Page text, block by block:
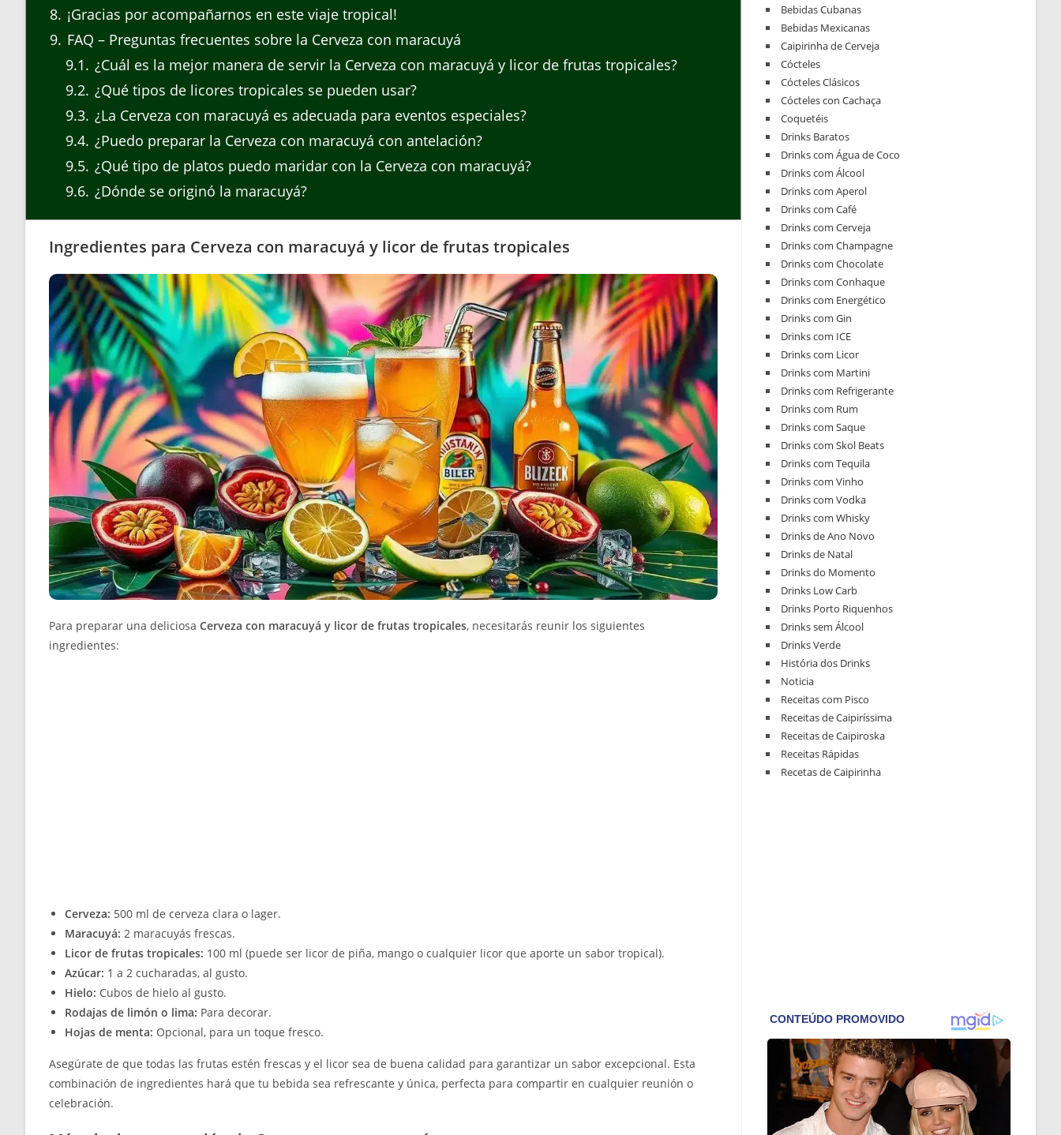
8 ¡Gracias por acompañarnos en este viaje tropical!
9 FAQ – Preguntas frecuentes sobre la Cerveza con maracuyá
9.1
¿Cuál es la mejor manera de servir la Cerveza con maracuyá y licor de frutas tropicales?
9.2 ¿Qué tipos de licores tropicales se pueden usar?
9.3 ¿La Cerveza con maracuyá es adecuada para eventos especiales?
9.4 ¿Puedo preparar la Cerveza con maracuyá con antelación?
9.5 ¿Qué tipo de platos puedo maridar con la Cerveza con maracuyá?
9.6 ¿Dónde se originó la maracuyá?
Ingredientes para Cerveza con maracuyá y licor de frutas tropicales
Para preparar una deliciosa Cerveza con maracuyá y licor de frutas tropicales, necesitarás reunir los siguientes
ingredientes:
Cerveza: 500 ml de cerveza clara o lager.
Maracuyá: 2 maracuyás frescas.
Licor de frutas tropicales: 100 ml (puede ser licor de piña, mango o cualquier licor que aporte un sabor tropical).
Azúcar: 1 a 2 cucharadas, al gusto.
Hielo: Cubos de hielo al gusto.
Rodajas de limón o lima: Para decorar.
Hojas de menta: Opcional, para un toque fresco.
Asegúrate de que todas las frutas estén frescas y el licor sea de buena calidad para garantizar un sabor excepcional. Esta
combinación de ingredientes hará que tu bebida sea refrescante y única, perfecta para compartir en cualquier reunión o
celebración.
Bebidas Cubanas
Bebidas Mexicanas
Caipirinha de Cerveja
Cócteles
Cócteles Clásicos
Cócteles con Cachaça
Coquetéis
Drinks Baratos
Drinks com Água de Coco
Drinks com Álcool
Drinks com Aperol
Drinks com Café
Drinks com Cerveja
Drinks com Champagne
Drinks com Chocolate
Drinks com Conhaque
Drinks com Energético
Drinks com Gin
Drinks com ICE
Drinks com Licor
Drinks com Martini
Drinks com Refrigerante
Drinks com Rum
Drinks com Saque
Drinks com Skol Beats
Drinks com Tequila
Drinks com Vinho
Drinks com Vodka
Drinks com Whisky
Drinks de Ano Novo
Drinks de Natal
Drinks do Momento
Drinks Low Carb
Drinks Porto Riquenhos
Drinks sem Álcool
Drinks Verde
História dos Drinks
Noticia
Receitas com Pisco
Receitas de Caipiríssima
Receitas de Caipiroska
Receitas Rápidas
Recetas de Caipirinha